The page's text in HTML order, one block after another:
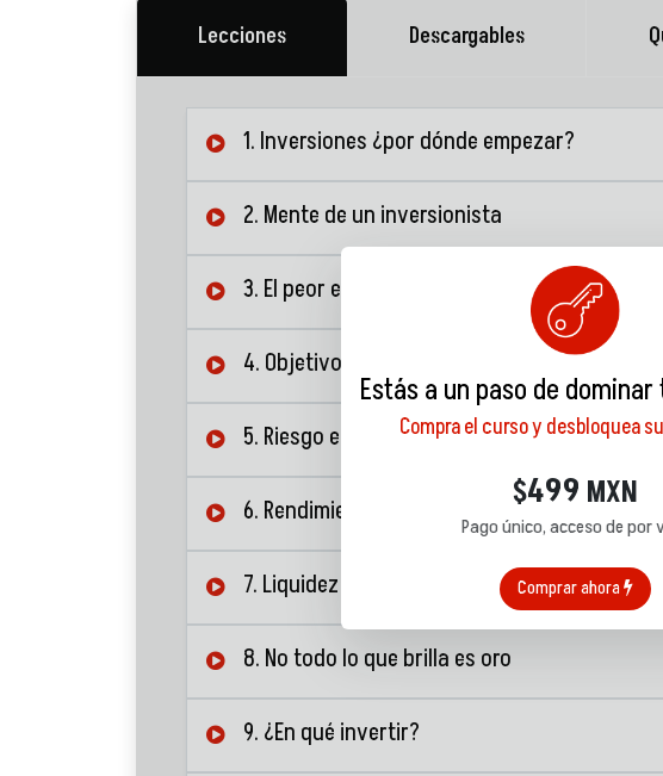
Lecciones Descargables
1. Inversiones ¿por dónde empezar?
2. Mente de un inversionista
3. El peor enemigo: la inflación
4. Objetivo y plazo de una inversión
5. Riesgo en mis inversiones
6. Rendimiento
7. Liquidez y diversificación
8. No todo lo que brilla es oro
9. ¿En qué invertir?
Estás a un paso de
Compra el curso y desbloquea
$499 MXN
Pago único, acceso de por
Comprar ahora